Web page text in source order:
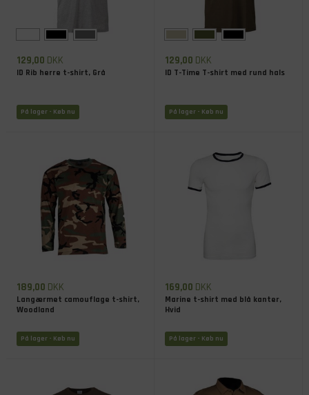
129,00 DKK
ID Rib herre t-shirt, Grå
På lager - Køb nu
129,00 DKK
ID T-Time T-shirt med rund hals
På lager - Køb nu
189,00 DKK
Langærmet camouflage t-shirt,
Woodland
På lager - Køb nu
169,00 DKK
Marine t-shirt med blå kanter,
Hvid
På lager - Køb nu